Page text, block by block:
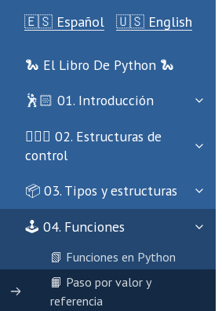
🇪🇸 Español 🇺🇸 English
🐍 El Libro De Python 🐍
🕺🏻 01. Introducción
🏄🏻‍♀️ 02. Estructuras de
control
📦 03. Tipos y estructuras
🕹 04. Funciones
📗 Funciones en Python
📙 Paso por valor y
referencia